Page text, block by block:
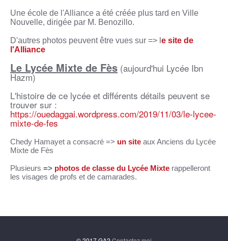
Une école de l'Alliance a été créée plus tard en Ville
Nouvelle, dirigée par M. Benozillo.
D'autres photos peuvent être vues sur => l e site de
l'Alliance
Le Lycée Mixte de Fès (aujourd'hui Lycée Ibn
Hazm)
L'histoire de ce lycée et différents détails peuvent se
trouver sur :
https://ouedaggai.wordpress.com/2019/11/03/le-lycee-
mixte-de-fes
Chedy Hamayet a consacré => un site aux Anciens du Lycée
Mixte de Fès
Plusieurs => photos de classe du Lycée Mixte rappelleront
les visages de profs et de camarades.